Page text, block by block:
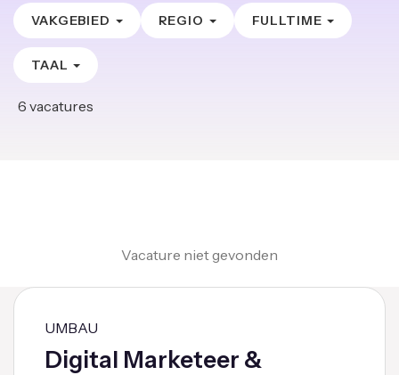
VAKGEBIED REGIO FULLTIME
TAAL
6 vacatures
Vacature niet gevonden
UMBAU
Digital Marketeer &